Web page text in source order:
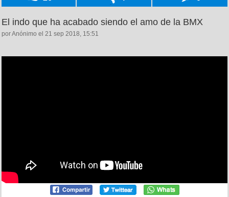
El indo que ha acabado siendo el amo de la BMX
por Anónimo el 21 sep 2018, 15:51